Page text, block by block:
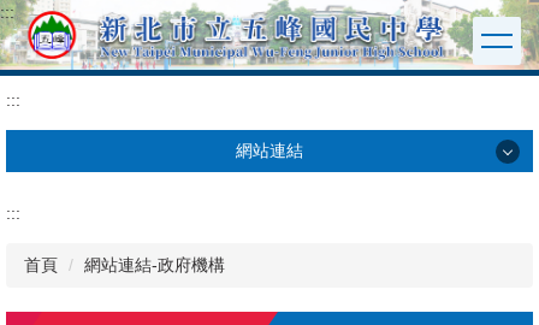
跳
到
主
區
:::
:::
網站連結
數位學習
:::
首頁 網站連結-政府機構